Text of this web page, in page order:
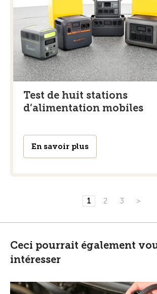
Test de huit stations
d’alimentation mobiles
En savoir plus
1 2 3 >
Ceci pourrait également
intéresser